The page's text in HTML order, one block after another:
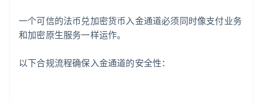
一个可信的法币兑加密货币入金通道必须同时像支付业务
和加密原生服务一样运作。
以下合规流程确保入金通道的安全性：